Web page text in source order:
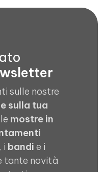
sulle nostre
sulla tua
mostre in
, i bandi e i
tante novità